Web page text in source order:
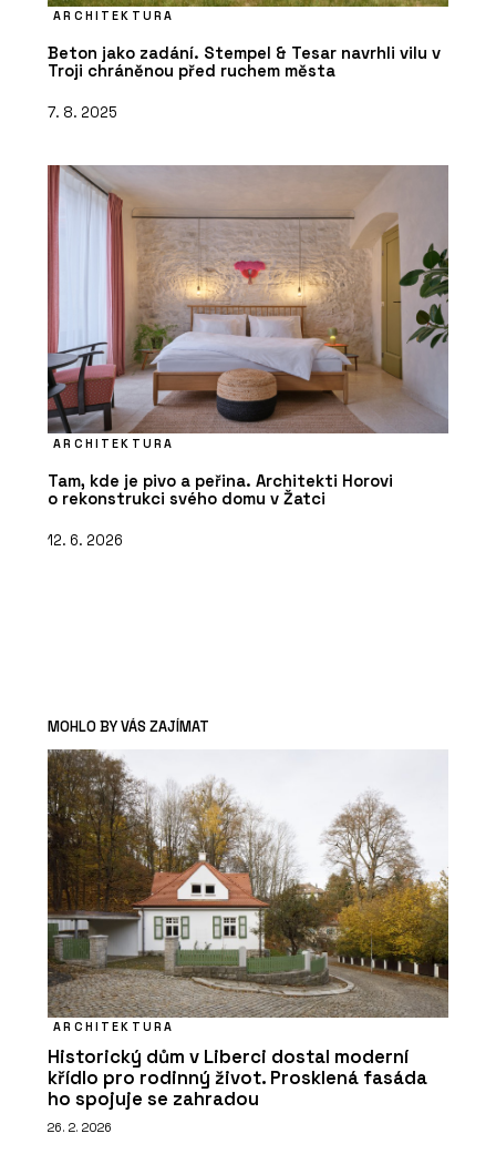
ARCHITEKTURA
Beton jako zadání. Stempel & Tesar navrhli vilu v
Troji chráněnou před ruchem města
7. 8. 2025
ARCHITEKTURA
Tam, kde je pivo a peřina. Architekti Horovi
o rekonstrukci svého domu v Žatci
12. 6. 2026
MOHLO BY VÁS ZAJÍMAT
ARCHITEKTURA
Historický dům v Liberci dostal moderní
křídlo pro rodinný život. Prosklená fasáda
ho spojuje se zahradou
26. 2. 2026